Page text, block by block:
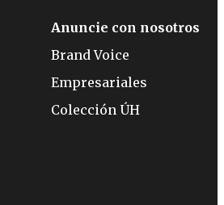
Anuncie con nosotros
Brand Voice
Empresariales
Colección ÚH